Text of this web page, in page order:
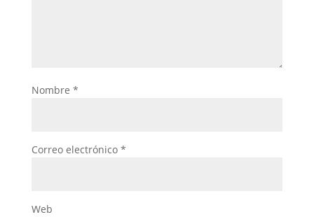
Nombre *
Correo electrónico *
Web